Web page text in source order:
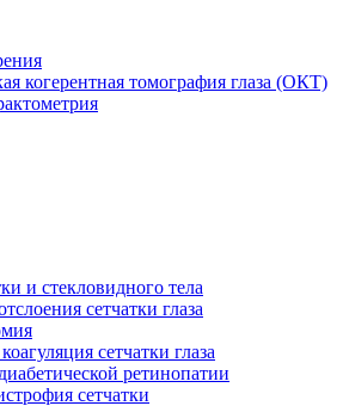
когерентная томография глаза (ОКТ)
и стекловидного тела
сетчатки глаза
сетчатки глаза
ретинопатии
сетчатки